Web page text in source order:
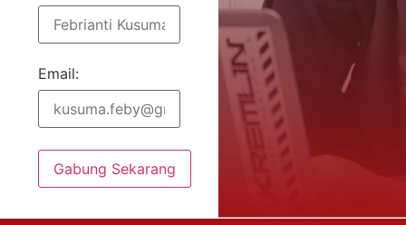
Email:
Gabung Sekarang